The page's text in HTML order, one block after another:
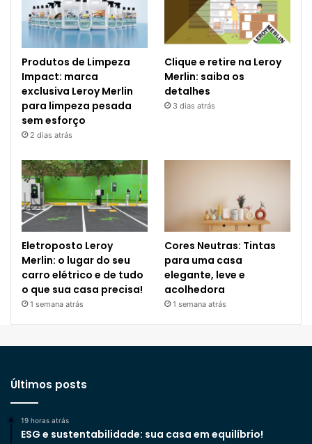
Produtos de Limpeza
Impact: marca
exclusiva Leroy Merlin
para limpeza pesada
sem esforço
2 dias atrás
Clique e retire na Leroy
Merlin: saiba os
detalhes
3 dias atrás
Eletroposto Leroy
Merlin: o lugar do seu
carro elétrico e de tudo
o que sua casa precisa!
1 semana atrás
Cores Neutras: Tintas
para uma casa
elegante, leve e
acolhedora
1 semana atrás
Últimos posts
19 horas atrás
ESG e sustentabilidade: sua casa em equilíbrio!